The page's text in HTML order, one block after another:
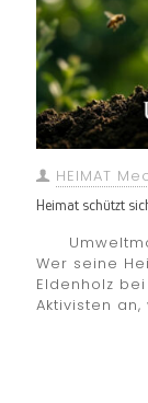
HEIMAT
Heimat schützt
Wer seine
Eldenholz
Aktivisten